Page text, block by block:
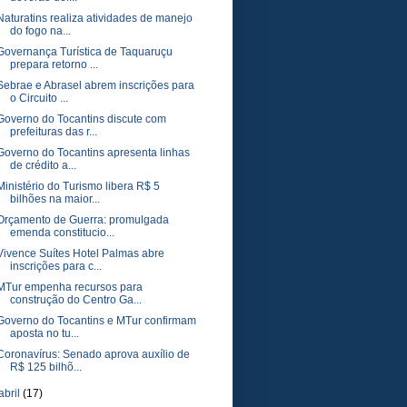
realiza atividades de manejo
do fogo na...
Turística de Taquaruçu
prepara retorno ...
e Abrasel abrem inscrições para
o Circuito ...
do Tocantins discute com
prefeituras das r...
do Tocantins apresenta linhas
de crédito a...
do Turismo libera R$ 5
bilhões na maior...
de Guerra: promulgada
emenda constitucio...
Suítes Hotel Palmas abre
inscrições para c...
empenha recursos para
construção do Centro Ga...
do Tocantins e MTur confirmam
aposta no tu...
Senado aprova auxílio de
R$ 125 bilhõ...
(17)